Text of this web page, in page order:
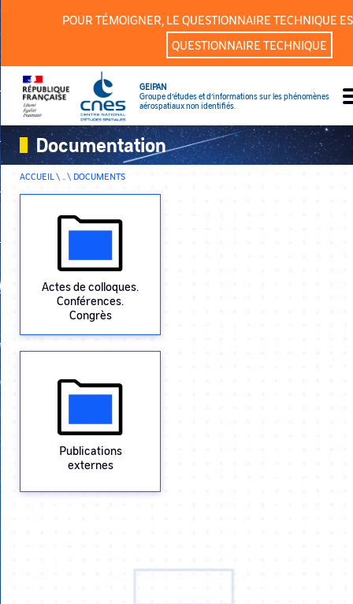
POUR TÉMOIGNER, LE QUESTIONNAIRE TECHNIQUE
QUESTIONNAIRE TECHNIQUE
GEIPAN
Groupe d’études et d’informations sur les phénomènes
aérospatiaux non identifiés.
Documentation
ACCUEIL \ .. \ DOCUMENTS
Actes de colloques.
Conférences.
Congrès
Publications
externes